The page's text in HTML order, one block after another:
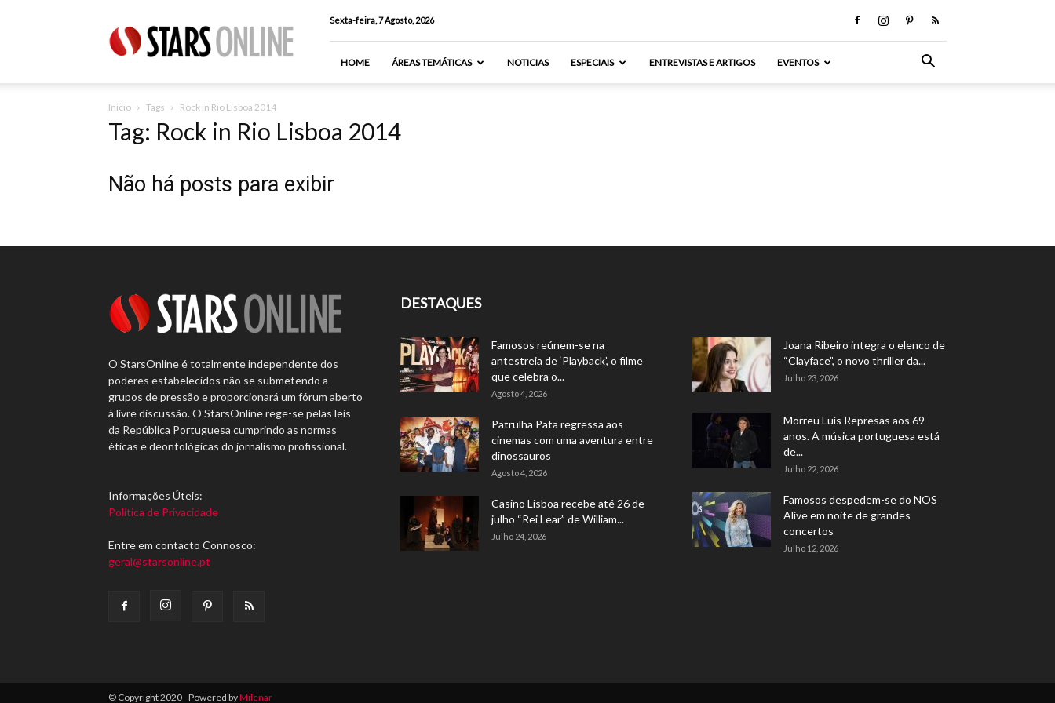
Online
Sexta-feira, 7 Agosto, 2026
HOME ÁREAS TEMÁTICAS NOTICIAS ESPECIAIS ENTREVISTAS E ARTIGOS EVENTOS
Inicio Tags Rock in Rio Lisboa 2014
Tag: Rock in Rio Lisboa 2014
Não há posts para exibir
O StarsOnline é totalmente independente dos
poderes estabelecidos não se submetendo a
grupos de pressão e proporcionará um fórum aberto
à livre discussão. O StarsOnline rege-se pelas leis
da República Portuguesa cumprindo as normas
éticas e deontológicas do jornalismo profissional.
Informações Úteis:
Política de Privacidade
Entre em contacto Connosco:
geral@starsonline.pt
DESTAQUES
Famosos reúnem-se na
antestreia de ‘Playback’, o filme
que celebra o...
Agosto 4, 2026
Patrulha Pata regressa aos
cinemas com uma aventura entre
dinossauros
Agosto 4, 2026
Casino Lisboa recebe até 26 de
julho “Rei Lear” de William...
Julho 24, 2026
Joana Ribeiro integra o elenco de
“Clayface”, o novo thriller da...
Julho 23, 2026
Morreu Luís Represas aos 69
anos. A música portuguesa está
de...
Julho 22, 2026
Famosos despedem-se do NOS
Alive em noite de grandes
concertos
Julho 12, 2026
© Copyright 2020 - Powered byMilenar